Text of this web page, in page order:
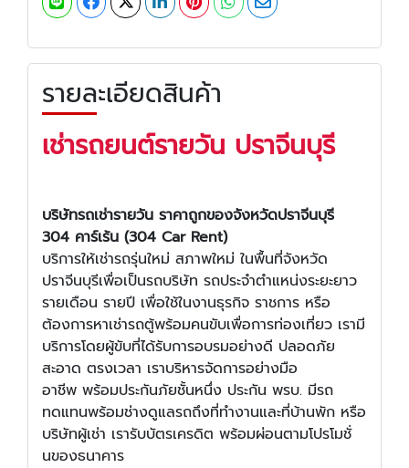
รายละเอียดสินค้า
เช่ารถยนต์รายวัน ปราจีนบุรี
บริษัทรถเช่ารายวัน ราคาถูกของจังหวัดปราจีนบุรี
304 คาร์เร้น (304 Car Rent)
บริการให้เช่ารถรุ่นใหม่ สภาพใหม่ ในพื้นที่จังหวัด
ปราจีนบุรีเพื่อเป็นรถบริษัท รถประจำตำแหน่งระยะยาว
รายเดือน รายปี เพื่อใช้ในงานธุรกิจ ราชการ หรือ
ต้องการหาเช่ารถตู้พร้อมคนขับเพื่อการท่องเที่ยว เรามี
บริการโดยผู้ขับที่ได้รับการอบรมอย่างดี ปลอดภัย
สะอาด ตรงเวลา เราบริหารจัดการอย่างมือ
อาชีพ พร้อมประกันภัยชั้นหนึ่ง ประกัน พรบ. มีรถ
ทดแทนพร้อมช่างดูแลรถถึงที่ทำงานและที่บ้านพัก หรือ
บริษัทผู้เช่า เรารับบัตรเครดิต พร้อมผ่อนตามโปรโมชั่
นของธนาคาร